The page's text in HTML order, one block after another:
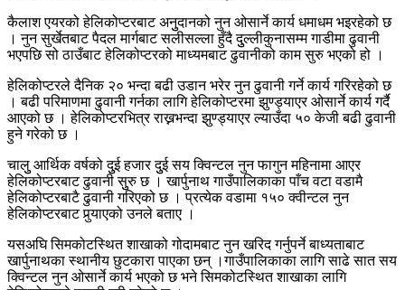
कैलाश एयरको हेलिकोप्टरबाट अनुुदानको नुन ओसार्ने कार्य धमाधम भइरहेको छ
। नुन सुर्खेतबाट पैदल मार्गबाट सलीसल्ला हुँदै दुुल्लीकुनासम्म गाडीमा ढुवानी
भएपछि सो ठाउँबाट हेलिकोप्टरको माध्यमबाट ढुवानीको काम सुरु भएको हो ।
हेलिकोप्टरले दैनिक २० भन्दा बढी उडान भरेर नुन ढुवानी गर्ने कार्य गरिरहेको छ
। बढी परिमाणमा ढुवानी गर्नका लागि हेलिकोप्टरमा झुण्ड्याएर ओसार्ने कार्य गर्दै
आएको छ । हेलिकोप्टरभित्र राख्नभन्दा झुण्ड्याएर ल्याउँदा ५० केजी बढी ढुवानी
हुने गरेको छ ।
चालुु आर्थिक वर्षको दुुई हजार दुुई सय क्विन्टल नुन फागुन महिनामा आएर
हेलिकोप्टरबाट ढुवानी सुुरु छ । खार्पुनाथ गाउँपालिकाका पाँच वटा वडामै
हेलिकोप्टरबाटै ढुवानी गरिएको छ । प्रत्येक वडामा १५० क्वीन्टल नुन
हेलिकोप्टरबाट पुर्‍याएको उनले बताए ।
यसअघि सिमकोटस्थित शाखाको गोदामबाट नुन खरिद गर्नुपर्ने बाध्यताबाट
खार्पुनाथका स्थानीय छुटकारा पाएका छन् ।गाउँपालिकाका लागि साढे सात सय
क्विन्टल नुन ओसार्ने कार्य भएको छ भने सिमकोटस्थित शाखाका लागि